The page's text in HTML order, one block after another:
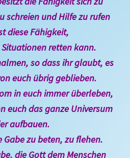
schreien und Hilfe zu rufen
diese Fähigkeit,
retten kann.
so dass ihr glaubt, es
euch übrig geblieben.
in euch immer überleben,
euch das ganze Universum
aufbauen.
Gabe zu beten, zu flehen.
die Gott dem Menschen